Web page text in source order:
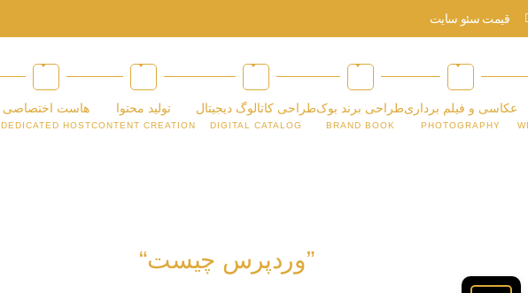
قیمت سئو سایت
عکاسی و فیلم برداری
PHOTOGRAPHY
طراحی برند بوک
BRAND BOOK
طراحی کاتالوگ دیجیتال
DIGITAL CATALOG
تولید محتوا
CONTENT CREATION
هاست اختصاصی
DEDICATED HOST
”وردپرس چیست“